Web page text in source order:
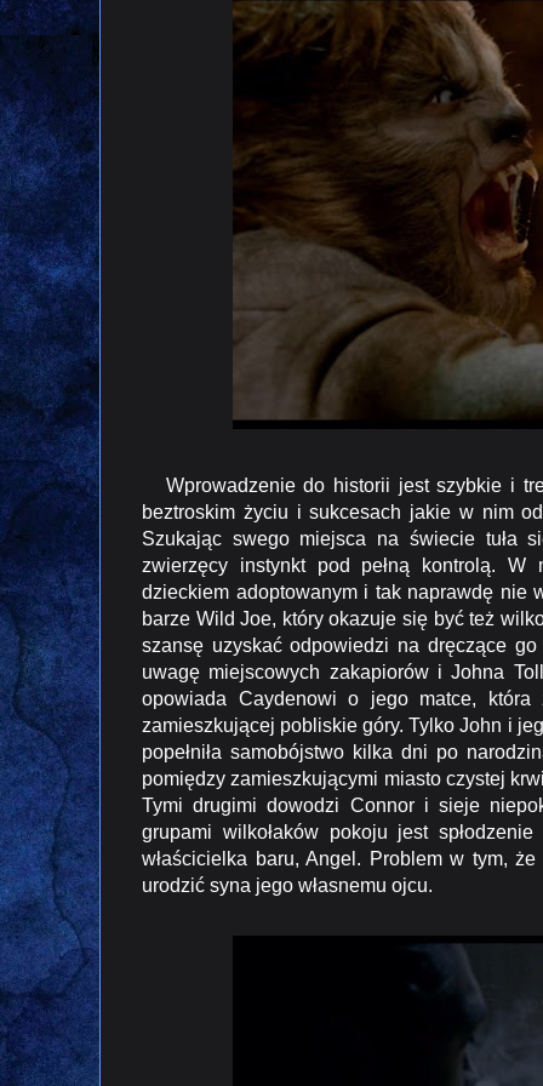
Wprowadzenie do historii jest szybkie i
beztroskim życiu i sukcesach jakie w nim
Szukając swego miejsca na świecie tuła
zwierzęcy instynkt pod pełną kontrolą.
dzieckiem adoptowanym i tak naprawdę nie
barze Wild Joe, który okazuje się być też
szansę uzyskać odpowiedzi na dręczące
uwagę miejscowych zakapiorów i Johna
opowiada Caydenowi o jego matce, która
zamieszkującej pobliskie góry. Tylko John i
popełniła samobójstwo kilka dni po
pomiędzy zamieszkującymi miasto czystej
Tymi drugimi dowodzi Connor i sieje
grupami wilkołaków pokoju jest
właścicielka baru, Angel. Problem w tym,
urodzić syna jego własnemu ojcu.